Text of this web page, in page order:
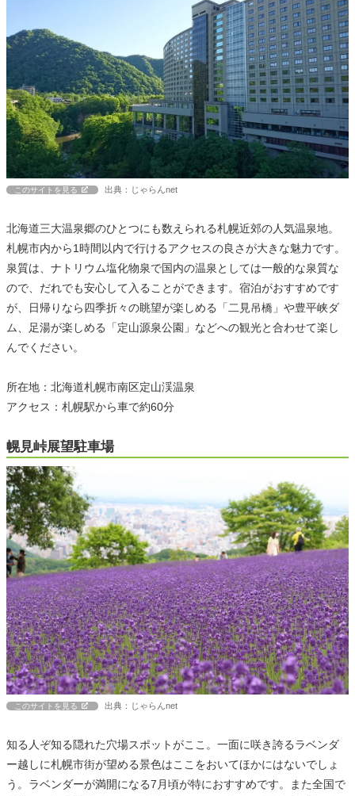
このサイトを見る 出典：じゃらんnet
北海道三大温泉郷のひとつにも数えられる札幌近郊の人気温泉地。
札幌市内から1時間以内で行けるアクセスの良さが大きな魅力です。
泉質は、ナトリウム塩化物泉で国内の温泉としては一般的な泉質な
ので、だれでも安心して入ることができます。宿泊がおすすめです
が、日帰りなら四季折々の眺望が楽しめる「二見吊橋」や豊平峡ダ
ム、足湯が楽しめる「定山源泉公園」などへの観光と合わせて楽し
んでください。
所在地：北海道札幌市南区定山渓温泉
アクセス：札幌駅から車で約60分
幌見峠展望駐車場
このサイトを見る 出典：じゃらんnet
知る人ぞ知る隠れた穴場スポットがここ。一面に咲き誇るラベンダ
ー越しに札幌市街が望める景色はここをおいてほかにはないでしょ
う。ラベンダーが満開になる7月頃が特におすすめです。また全国で